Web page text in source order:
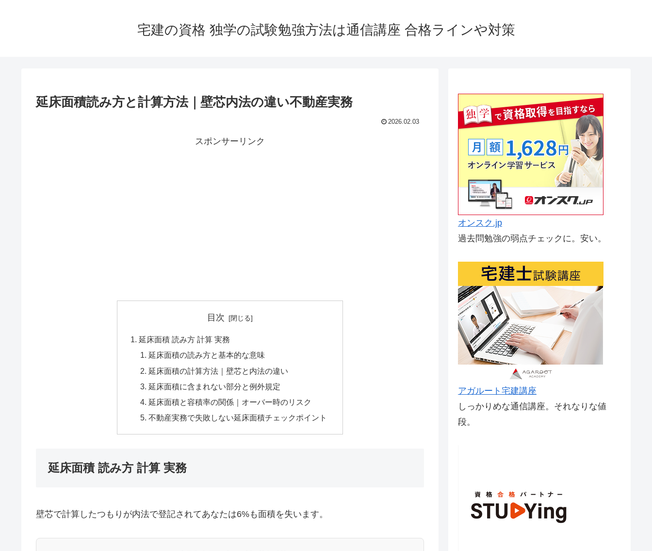
宅建の資格 独学の試験勉強方法は通信講座 合格ラインや対策
延床面積読み方と計算方法｜壁芯内法の違い不動産実務
2026.02.03
スポンサーリンク
目次
延床面積 読み方 計算 実務
延床面積の読み方と基本的な意味
延床面積の計算方法｜壁芯と内法の違い
延床面積に含まれない部分と例外規定
延床面積と容積率の関係｜オーバー時のリスク
不動産実務で失敗しない延床面積チェックポイント
延床面積 読み方 計算 実務
壁芯で計算したつもりが内法で登記されてあなたは6%も面積を失います。
オンスク.jp
過去問勉強の弱点チェックに。安い。
アガルート宅建講座
しっかりめな通信講座。それなりな値
段。